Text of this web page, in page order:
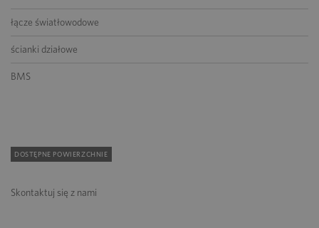
łącze światłowodowe
ścianki działowe
BMS
DOSTĘPNE POWIERZCHNIE
Skontaktuj się z nami